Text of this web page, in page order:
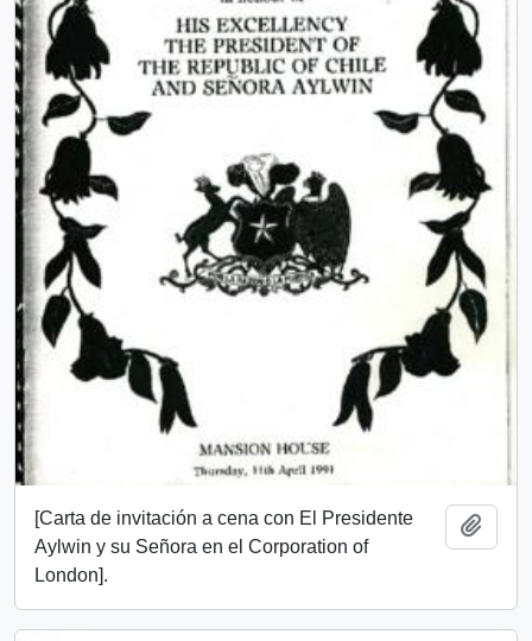
[Carta de invitación a cena con El Presidente
Aylwin y su Señora en el Corporation of
London].